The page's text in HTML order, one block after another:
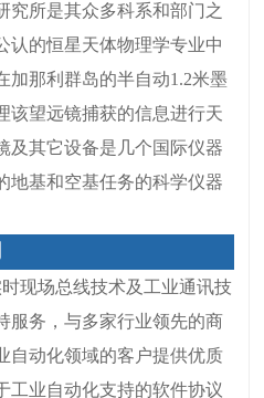
究所是其众多科系和部门之
认的恒星天体物理学专业中
加那利群岛的半自动1.2米墨
该望远镜捕获的信息进行天
及其它设备是几个国际仪器
地基和空基任务的科学仪器
现场总线技术及工业通讯技
服务，与多家行业领先的商
自动化领域的客户提供优质
工业自动化支持的软件协议